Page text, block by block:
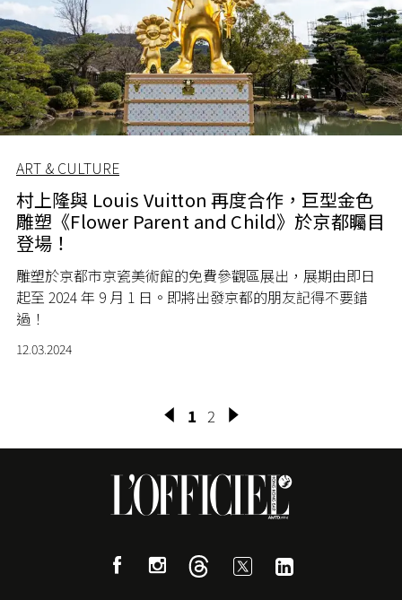
ART & CULTURE
村上隆與 Louis Vuitton 再度合作，巨型金色
雕塑《Flower Parent and Child》於京都矚目
登場！
雕塑於京都市京瓷美術館的免費參觀區展出，展期由即日
起至 2024 年 9 月 1 日。即將出發京都的朋友記得不要錯
過！
12.03.2024
1 2